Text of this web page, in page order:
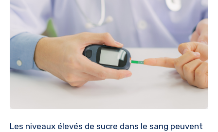
Les niveaux élevés de sucre dans le sang peuvent